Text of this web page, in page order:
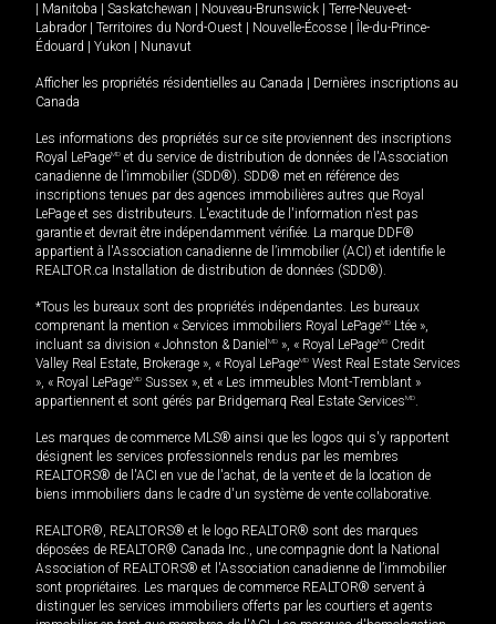
Manitoba Saskatchewan Nouveau-Brunswick
Terre-Neuve-et-
Labrador
Territoires du Nord-Ouest Nouvelle-Écosse
Île-du-Prince-
Édouard
Yukon Nunavut
Afficher les propriétés résidentielles au Canada
Dernières inscriptions au
Canada
Les informations des propriétés sur ce site proviennent des inscriptions
Royal LePageMD et du service de distribution de données de l'Association
canadienne de l’immobilier (SDD®). SDD® met en référence des
inscriptions tenues par des agences immobilières autres que Royal
LePage et ses distributeurs. L'exactitude de l'information n'est pas
garantie et devrait être indépendamment vérifiée. La marque DDF®
appartient à l'Association canadienne de l’immobilier (ACI) et identifie le
REALTOR.ca Installation de distribution de données (SDD®).
*Tous les bureaux sont des propriétés indépendantes. Les bureaux
comprenant la mention « Services immobiliers Royal LePageMD Ltée »,
incluant sa division « Johnston & Daniel MD », « Royal LePageMD Credit
Valley Real Estate, Brokerage », « Royal LePageMD West Real Estate Services
», « Royal LePageMD Sussex », et « Les immeubles Mont-Tremblant »
appartiennent et sont gérés par Bridgemarq Real Estate ServicesMD.
Les marques de commerce MLS® ainsi que les logos qui s'y rapportent
désignent les services professionnels rendus par les membres
REALTORS® de l'ACI en vue de l'achat, de la vente et de la location de
biens immobiliers dans le cadre d'un système de vente collaborative.
REALTOR®, REALTORS® et le logo REALTOR® sont des marques
déposées de REALTOR® Canada Inc., une compagnie dont la National
Association of REALTORS® et l'Association canadienne de l’immobilier
sont propriétaires. Les marques de commerce REALTOR® servent à
distinguer les services immobiliers offerts par les courtiers et agents